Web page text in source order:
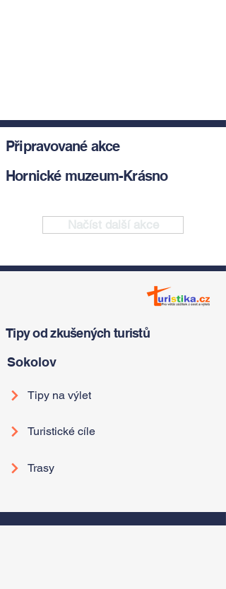
Připravované akce
Hornické muzeum-Krásno
Načíst další akce
Tipy od zkušených turistů
Sokolov
Tipy na výlet
Turistické cíle
Trasy